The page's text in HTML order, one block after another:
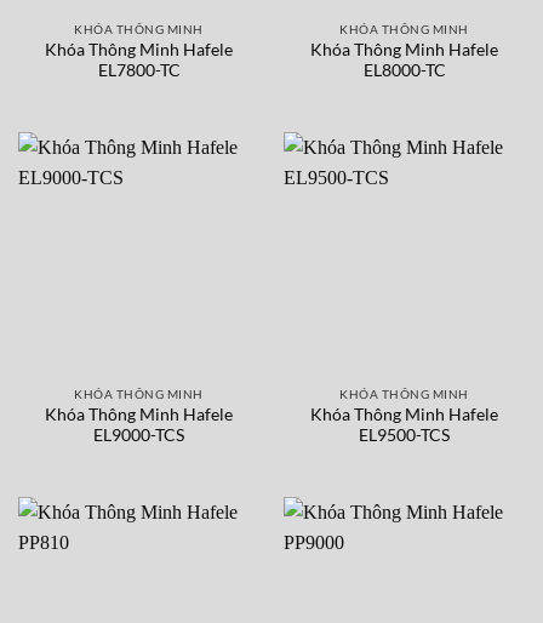
KHÓA THÔNG MINH
Khóa Thông Minh Hafele
EL7800-TC
KHÓA THÔNG MINH
Khóa Thông Minh Hafele
EL8000-TC
KHÓA THÔNG MINH
Khóa Thông Minh Hafele
EL9000-TCS
KHÓA THÔNG MINH
Khóa Thông Minh Hafele
EL9500-TCS